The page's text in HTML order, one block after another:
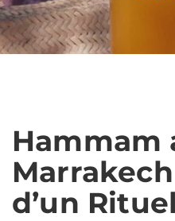
Hammam
d’un